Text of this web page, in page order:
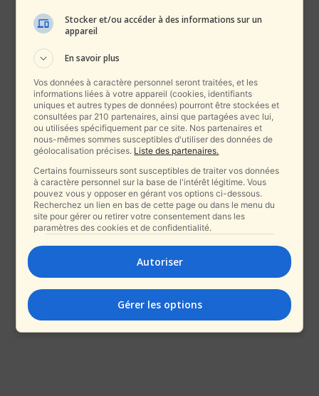
Stocker et/ou accéder à des informations sur un
appareil
En savoir plus
Vos données à caractère personnel seront traitées, et les
informations liées à votre appareil (cookies, identifiants
uniques et autres types de données) pourront être stockées et
consultées par 210 partenaires, ainsi que partagées avec lui,
ou utilisées spécifiquement par ce site. Nos partenaires et
nous-mêmes sommes susceptibles d'utiliser des données de
géolocalisation précises. Liste des partenaires.
Certains fournisseurs sont susceptibles de traiter vos données
à caractère personnel sur la base de l'intérêt légitime. Vous
pouvez vous y opposer en gérant vos options ci-dessous.
Recherchez un lien en bas de cette page ou dans le menu du
site pour gérer ou retirer votre consentement dans les
paramètres des cookies et de confidentialité.
Autoriser
Gérer les options